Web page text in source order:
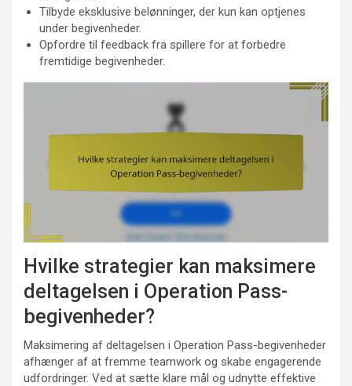
Tilbyde eksklusive belønninger, der kun kan optjenes
under begivenheder.
Opfordre til feedback fra spillere for at forbedre
fremtidige begivenheder.
Hvilke strategier kan maksimere
deltagelsen i Operation Pass-
begivenheder?
Maksimering af deltagelsen i Operation Pass-begivenheder
afhænger af at fremme teamwork og skabe engagerende
udfordringer. Ved at sætte klare mål og udnytte effektive